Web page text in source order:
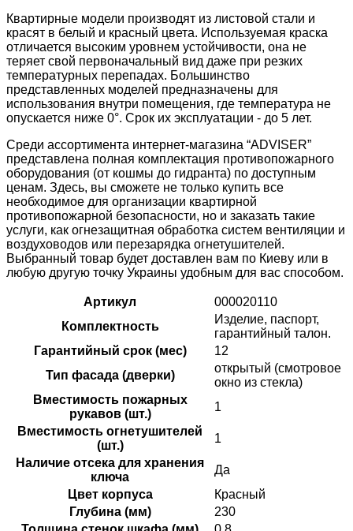
Квартирные модели производят из листовой стали и
красят в белый и красный цвета. Используемая краска
отличается высоким уровнем устойчивости, она не
теряет свой первоначальный вид даже при резких
температурных перепадах. Большинство
представленных моделей предназначены для
использования внутри помещения, где температура не
опускается ниже 0°. Срок их эксплуатации - до 5 лет.
Среди ассортимента интернет-магазина “ADVISER”
представлена полная комплектация противопожарного
оборудования (от кошмы до гидранта) по доступным
ценам. Здесь, вы сможете не только купить все
необходимое для организации квартирной
противопожарной безопасности, но и заказать такие
услуги, как огнезащитная обработка систем вентиляции и
воздуховодов или перезарядка огнетушителей.
Выбранный товар будет доставлен вам по Киеву или в
любую другую точку Украины удобным для вас способом.
Артикул
000020110
Комплектность
Изделие, паспорт,
гарантийный талон.
Гарантийный срок (мес)
12
Тип фасада (дверки)
открытый (смотровое
окно из стекла)
Вместимость пожарных
рукавов (шт.)
1
Вместимость огнетушителей
(шт.)
1
Наличие отсека для хранения
ключа
Да
Цвет корпуса
Красный
Глубина (мм)
230